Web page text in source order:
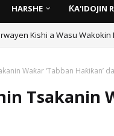
HARSHE ƘA'IDOJIN
Jirwayen Kishi a Wasu Wakokin
Gummi Na Sha Biyar:
Waƙar ‘Tabban Haƙiƙan’
Tsakanin